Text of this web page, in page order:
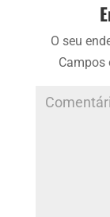
O seu